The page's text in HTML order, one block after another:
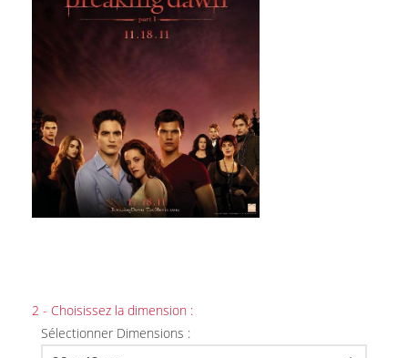
2 - Choisissez la dimension :
Sélectionner Dimensions :